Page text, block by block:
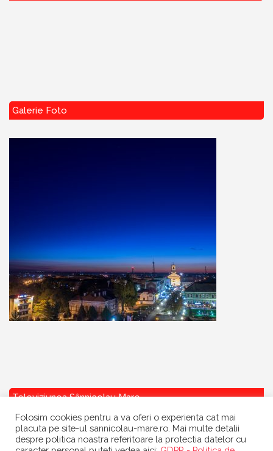
Galerie Foto
Televiziunea Sânnicolau Mare
Folosim cookies pentru a va oferi o experienta cat mai
placuta pe site-ul sannicolau-mare.ro. Mai multe detalii
despre politica noastra referitoare la protectia datelor cu